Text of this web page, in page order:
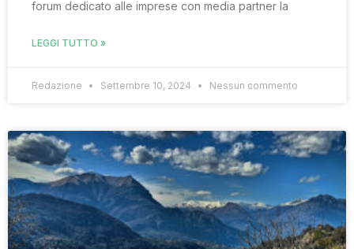
forum dedicato alle imprese con media partner la
LEGGI TUTTO »
Redazione Settembre 10, 2024 Nessun commento